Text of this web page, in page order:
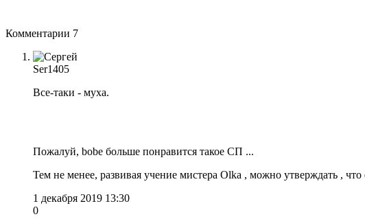
Комментарии 7
Ser1405
Все-таки - муха.
Пожалуй, bobe больше понравится такое СП ...
Тем не менее, развивая учение мистера Olka , можно утверждать ,
1 декабря 2019 13:30
0